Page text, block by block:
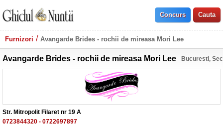
Furnizori Avangarde Brides - rochii de mireasa Mori Lee
Avangarde Brides - rochii de mireasa Mori Lee Bucuresti,
Str. Mitropolit Filaret nr 19 A
0723844320 - 0722697897